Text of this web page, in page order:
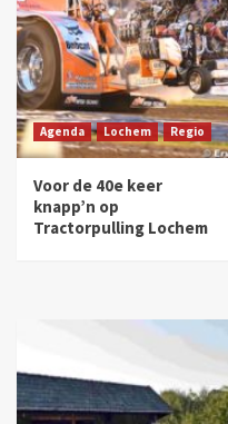
Agenda Lochem Regio
Voor de 40e keer
knapp’n op
Tractorpulling Lochem